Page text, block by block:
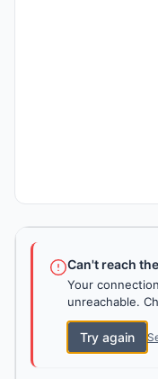
Can't reach
Your
unreachable.
Try again